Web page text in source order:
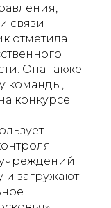
связи
отметила
Она также
команды,
конкурсе.
учреждений
и загружают